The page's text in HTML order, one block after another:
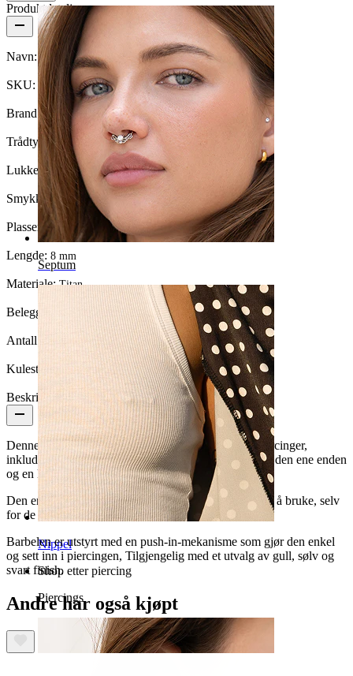
Septum
Nippel
Shop etter piercing
Piercings
Produktdetaljer
Navn:Buet barbel med stjerne
SKU: Banana-94
Brand:Bodymod Trend
Trådtykkelse: 1,2 mm
Lukkemekanisme:Push-In
Smykketype:Barbell
Plassering: Snug, Rook, Øyenbryn, Daith, Leppe
Lengde: 8 mm
Materiale:Titan
Beleggtype: PVD-belegg
Antall enheter:
Kulestørrelse: 3 mm
Beskrivelse
Denne buede barbelen egner seg godt til en rekke piercinger,
inkludert øyenbryn, øre og leppe. Den har en stjerne i den ene enden
og en kule i den andre.
Den er laget av titan, og sørger for at den er behagelig å bruke, selv
for de med svært sensitiv hud.
Barbelen er utstyrt med en push-in-mekanisme som gjør den enkel
og sett inn i piercingen, Tilgjengelig med et utvalg av gull, sølv og
svart finish.
Andre har også kjøpt